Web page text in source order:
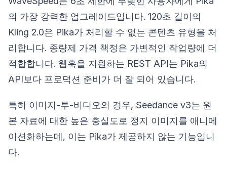
의 가장 강력한 업그레이드입니다. 120초 길이의
Kling 2.0은 Pika가 처리할 수 없는 콘텐츠 유형을 처
리합니다. 종량제 가격 책정은 가변적인 작업량에 더
적합합니다. 웹훅을 지원하는 REST API는 Pika의
API보다 프로덕션 준비가 더 잘 되어 있습니다.
특히 이미지-투-비디오의 경우, Seedance v3는 원
본 자료에 대한 높은 충실도로 정지 이미지를 애니메
이션화하는데, 이는 Pika가 제공하지 않는 기능입니
다.